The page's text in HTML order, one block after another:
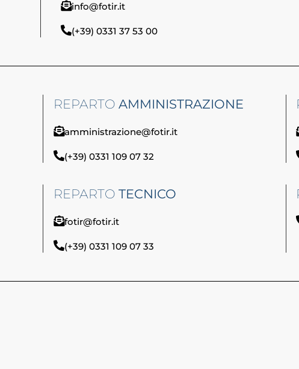
info@fotir.it
(+39) 0331 37 53 00
REPARTO AMMINISTRAZIONE
amministrazione@fotir.it
(+39) 0331 109 07 32
REPARTO TECNICO
fotir@fotir.it
(+39) 0331 109 07 33